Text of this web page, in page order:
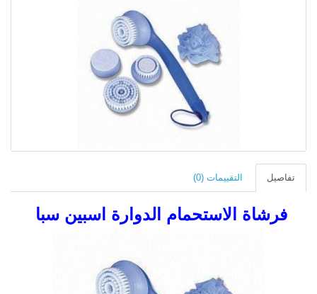
تفاصيل التقييمات (0)
فرشاة الاستحمام الدوارة اسبين سبا